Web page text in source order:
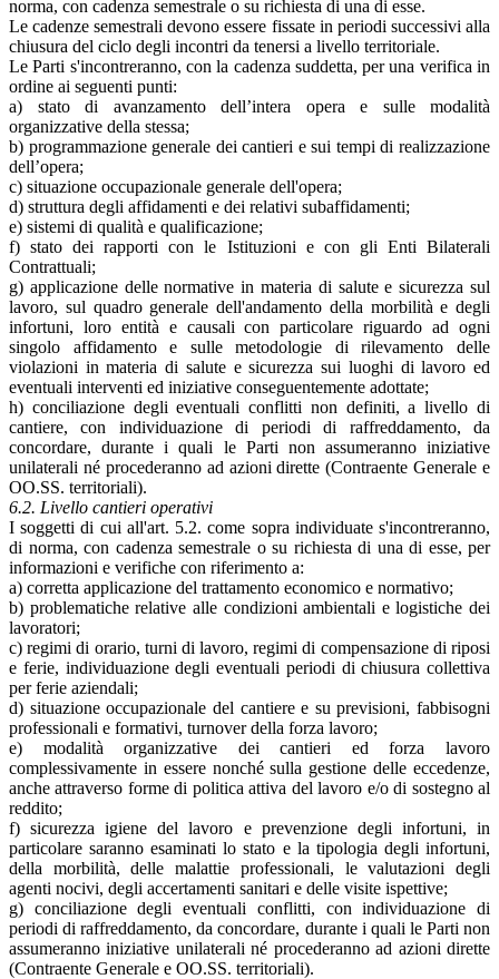
norma, con cadenza semestrale o su richiesta di una di esse.
Le cadenze semestrali devono essere fissate in periodi successivi alla
chiusura del ciclo degli incontri da tenersi a livello territoriale.
Le Parti s'incontreranno, con la cadenza suddetta, per una verifica in
ordine ai seguenti punti:
a) stato di avanzamento dell’intera opera e sulle modalità
organizzative della stessa;
b) programmazione generale dei cantieri e sui tempi di realizzazione
dell’opera;
c) situazione occupazionale generale dell'opera;
d) struttura degli affidamenti e dei relativi subaffidamenti;
e) sistemi di qualità e qualificazione;
f) stato dei rapporti con le Istituzioni e con gli Enti Bilaterali
Contrattuali;
g) applicazione delle normative in materia di salute e sicurezza sul
lavoro, sul quadro generale dell'andamento della morbilità e degli
infortuni, loro entità e causali con particolare riguardo ad ogni
singolo affidamento e sulle metodologie di rilevamento delle
violazioni in materia di salute e sicurezza sui luoghi di lavoro ed
eventuali interventi ed iniziative conseguentemente adottate;
h) conciliazione degli eventuali conflitti non definiti, a livello di
cantiere, con individuazione di periodi di raffreddamento, da
concordare, durante i quali le Parti non assumeranno iniziative
unilaterali né procederanno ad azioni dirette (Contraente Generale e
OO.SS. territoriali).
6.2. Livello cantieri operativi
I soggetti di cui all'art. 5.2. come sopra individuate s'incontreranno,
di norma, con cadenza semestrale o su richiesta di una di esse, per
informazioni e verifiche con riferimento a:
a) corretta applicazione del trattamento economico e normativo;
b) problematiche relative alle condizioni ambientali e logistiche dei
lavoratori;
c) regimi di orario, turni di lavoro, regimi di compensazione di riposi
e ferie, individuazione degli eventuali periodi di chiusura collettiva
per ferie aziendali;
d) situazione occupazionale del cantiere e su previsioni, fabbisogni
professionali e formativi, turnover della forza lavoro;
e) modalità organizzative dei cantieri ed forza lavoro
complessivamente in essere nonché sulla gestione delle eccedenze,
anche attraverso forme di politica attiva del lavoro e/o di sostegno al
reddito;
f) sicurezza igiene del lavoro e prevenzione degli infortuni, in
particolare saranno esaminati lo stato e la tipologia degli infortuni,
della morbilità, delle malattie professionali, le valutazioni degli
agenti nocivi, degli accertamenti sanitari e delle visite ispettive;
g) conciliazione degli eventuali conflitti, con individuazione di
periodi di raffreddamento, da concordare, durante i quali le Parti non
assumeranno iniziative unilaterali né procederanno ad azioni dirette
(Contraente Generale e OO.SS. territoriali).